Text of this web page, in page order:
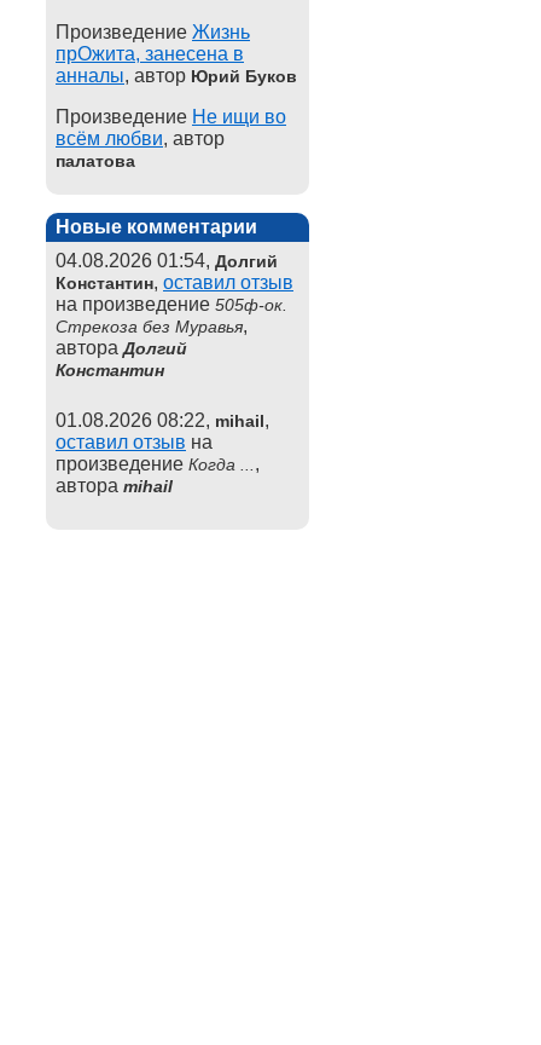
Произведение Жизнь
прОжита, занесена в
анналы, автор Юрий Буков
Произведение Не ищи во
всём любви, автор
палатова
Новые комментарии
04.08.2026 01:54, Долгий
Константин, оставил отзыв
на произведение 505ф-ок.
Стрекоза без Муравья,
автораДолгий
Константин
01.08.2026 08:22, mihail,
оставил отзыв на
произведение Когда ... ,
автора mihail